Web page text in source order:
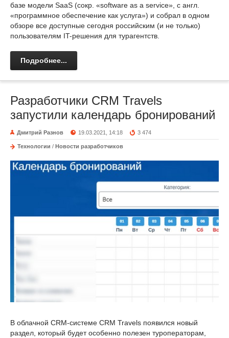
базе модели SaaS (сокр. «software as a service», с англ.
«программное обеспечение как услуга») и собрал в одном
обзоре все доступные сегодня российским (и не только)
пользователям IT-решения для турагентств.
Подробнее...
Разработчики CRM Travels
запустили календарь бронирований
Дмитрий Разнов 19.03.2021, 14:18 3 474
Технологии / Новости разработчиков
В облачной CRM-системе CRM Travels появился новый
раздел, который будет особенно полезен туроператорам,